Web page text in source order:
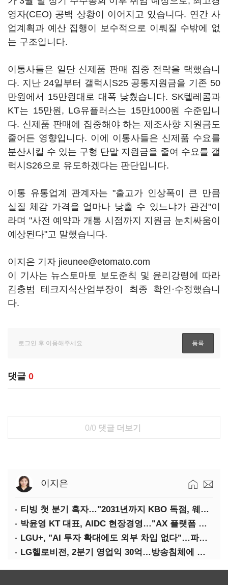
영자(CEO) 공백 상황이 이어지고 있습니다. 연간 사
업계획과 예산 집행이 보수적으로 이뤄질 수밖에 없
는 구조입니다.
이통사들은 일단 신제품 판매 집중 전략을 택했습니
다. 지난 24일부터 갤럭시S25 공통지원금을 기존 50
만원에서 15만원대로 대폭 낮췄습니다. SK텔레콤과
KT는 15만원, LG유플러스는 15만1000원 수준입니
다. 신제품 판매에 집중해야 하는 제조사향 지원금도
줄어든 영향입니다. 이에 이통사들은 신제품 수요를
분산시킬 수 있는 구형 단말 지원금을 줄여 수요를 갤
럭시S26으로 유도하겠다는 판단입니다.
이통 유통업계 관계자는 "출고가 인상폭이 큰 만큼
실질 체감 가격을 얼마나 낮출 수 있느냐가 관건"이
라며 "사전 예약과 개통 시점까지 지원금 눈치싸움이
예상된다"고 말했습니다.
이지은 기자 jieunee@etomato.com
이 기사는 뉴스토마토 보도준칙 및 윤리강령에 따라
김충범 테크지식산업부장이 최종 확인·수정했습니
다.
댓글 0
0/0 댓글 더보기
이지은
티빙 첫 분기 흑자…"2031년까지 KBO 독점, 웨이브 합병도 속도"
박윤영 KT 대표, AIDC 현장경영…"AX 플랫폼 핵심 인프라로 키운다"
LGU+, "AI 투자 확대에도 외부 차입 없다"…파주 AIDC 수익성 자신
LG헬로비전, 2분기 영업익 30억…방송침체에 교육용 단말 시장도 축소